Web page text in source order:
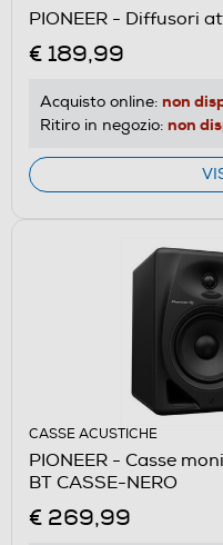
PIONEER - Diffusori
€ 189,99
Acquisto online: non
Ritiro in negozio: non
CASSE ACUSTICHE
PIONEER - Casse
BT CASSE-NERO
€ 269,99